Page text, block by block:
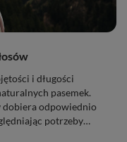
i długości
pasemek.
dobiera odpowiednio
potrzeby